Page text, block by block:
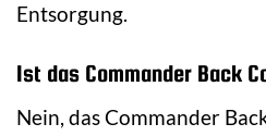
Entsorgung.
Ist das Commander Back
Nein, das Commander